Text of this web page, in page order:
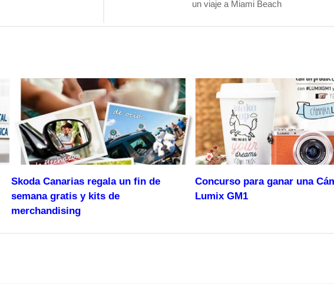
un viaje a Miami Beach
Skoda Canarias regala un fin de
semana gratis y kits de
merchandising
Concurso para ganar una
Lumix GM1